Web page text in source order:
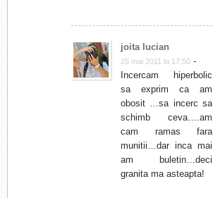
joita lucian
25 mai 2011 la 17:50 -
Incercam hiperbolic
sa exprim ca am
obosit …sa incerc sa
schimb ceva….am
cam ramas fara
munitii…dar inca mai
am buletin…deci
granita ma asteapta!